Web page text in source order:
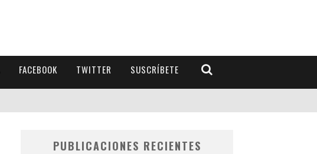
FACEBOOK TWITTER SUSCRÍBETE
PUBLICACIONES RECIENTES